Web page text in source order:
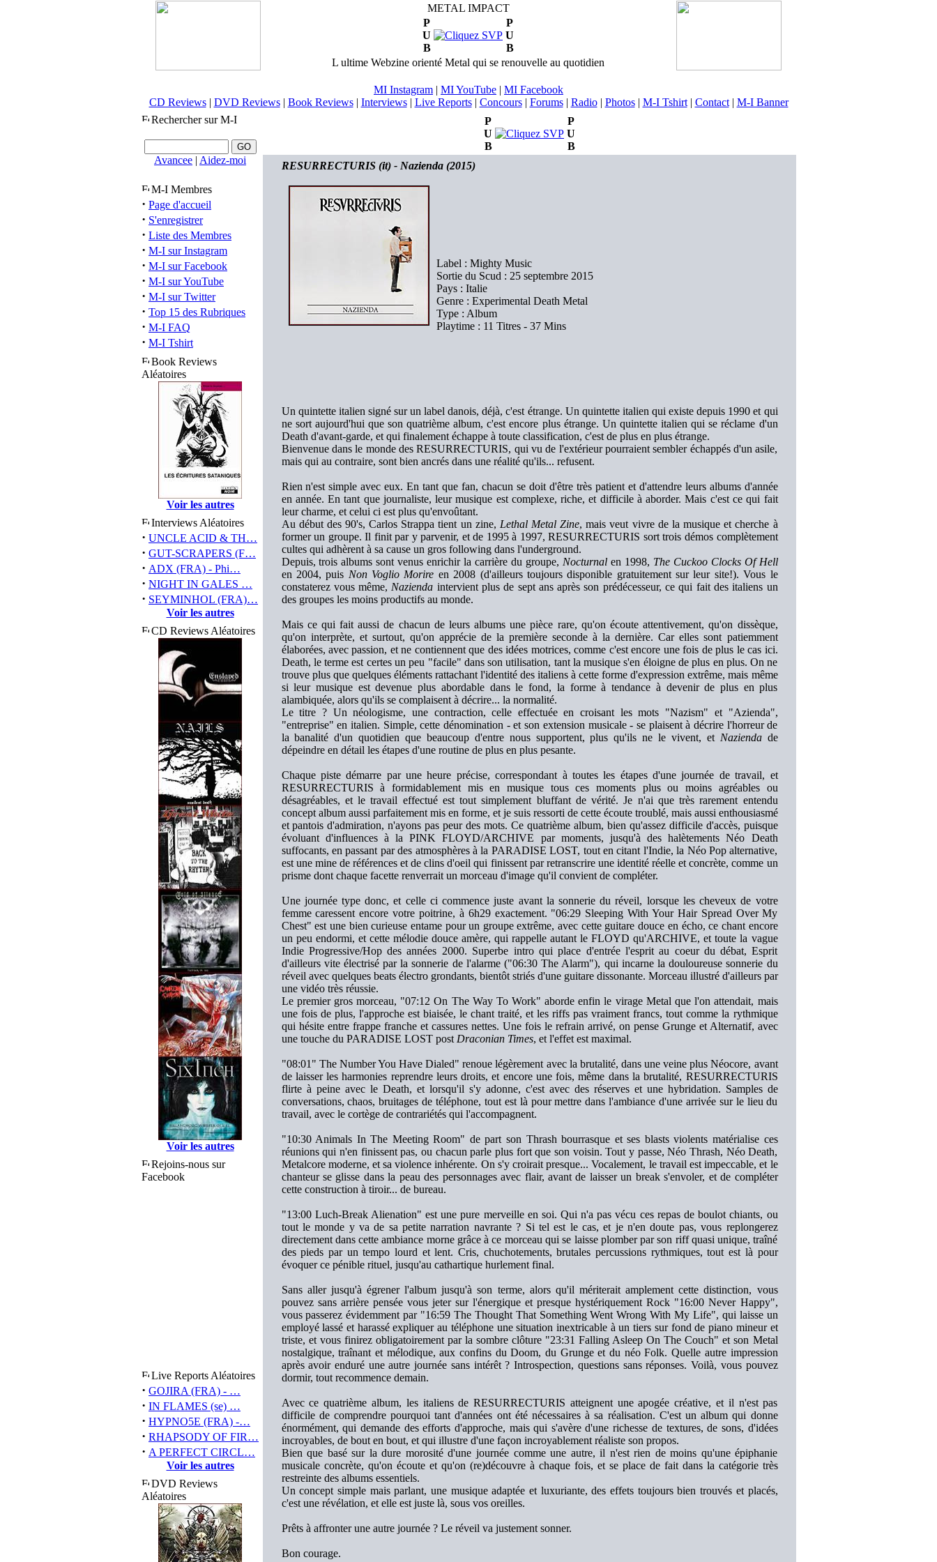
METAL IMPACT
P
U
B
P
U
B
L ultime Webzine orienté Metal qui se renouvelle au quotidien
MI Instagram | MI YouTube | MI Facebook
CD Reviews| DVD Reviews| Book Reviews| Interviews| Live Reports| Concours| Forums| Radio| Photos| M-I Tshirt| Contact| M-I Banner
Rechercher sur M-I
Avancee | Aidez-moi
M-I Membres
· Page d'accueil
· S'enregistrer
· Liste des Membres
· M-I sur Instagram
· M-I sur Facebook
· M-I sur YouTube
· M-I sur Twitter
· Top 15 des Rubriques
· M-I FAQ
· M-I Tshirt
Book Reviews
Aléatoires
Voir les autres
Interviews Aléatoires
· UNCLE ACID & TH…
· GUT-SCRAPERS (F…
· ADX (FRA) - Phi…
· NIGHT IN GALES …
· SEYMINHOL (FRA)…
Voir les autres
CD Reviews Aléatoires
Voir les autres
Rejoins-nous sur
Facebook
Live Reports Aléatoires
· GOJIRA (FRA) - …
· IN FLAMES (se) …
· HYPNO5E (FRA) -…
· RHAPSODY OF FIR…
· A PERFECT CIRCL…
Voir les autres
DVD Reviews
Aléatoires
P
U
B
P
U
B
RESURRECTURIS (it) - Nazienda (2015)
Label : Mighty Music
Sortie du Scud : 25 septembre 2015
Pays : Italie
Genre : Experimental Death Metal
Type : Album
Playtime : 11 Titres - 37 Mins
Un quintette italien signé sur un label danois, déjà, c'est étrange. Un quintette italien qui existe depuis 1990 et qui
ne sort aujourd'hui que son quatrième album, c'est encore plus étrange. Un quintette italien qui se réclame d'un
Death d'avant-garde, et qui finalement échappe à toute classification, c'est de plus en plus étrange.
Bienvenue dans le monde des RESURRECTURIS, qui vu de l'extérieur pourraient sembler échappés d'un asile,
mais qui au contraire, sont bien ancrés dans une réalité qu'ils... refusent.
Rien n'est simple avec eux. En tant que fan, chacun se doit d'être très patient et d'attendre leurs albums d'année
en année. En tant que journaliste, leur musique est complexe, riche, et difficile à aborder. Mais c'est ce qui fait
leur charme, et celui ci est plus qu'envoûtant.
Au début des 90's, Carlos Strappa tient un zine, Lethal Metal Zine, mais veut vivre de la musique et cherche à
former un groupe. Il finit par y parvenir, et de 1995 à 1997, RESURRECTURIS sort trois démos complètement
cultes qui adhèrent à sa cause un gros following dans l'underground.
Depuis, trois albums sont venus enrichir la carrière du groupe, Nocturnalen 1998, The Cuckoo Clocks Of Hell
en 2004, puis Non Voglio Morire en 2008 (d'ailleurs toujours disponible gratuitement sur leur site!). Vous le
constaterez vous même, Nazienda intervient plus de sept ans après son prédécesseur, ce qui fait des italiens un
des groupes les moins productifs au monde.
Mais ce qui fait aussi de chacun de leurs albums une pièce rare, qu'on écoute attentivement, qu'on dissèque,
qu'on interprète, et surtout, qu'on apprécie de la première seconde à la dernière. Car elles sont patiemment
élaborées, avec passion, et ne contiennent que des idées motrices, comme c'est encore une fois de plus le cas ici.
Death, le terme est certes un peu "facile" dans son utilisation, tant la musique s'en éloigne de plus en plus. On ne
trouve plus que quelques éléments rattachant l'identité des italiens à cette forme d'expression extrême, mais même
si leur musique est devenue plus abordable dans le fond, la forme à tendance à devenir de plus en plus
alambiquée, alors qu'ils se complaisent à décrire... la normalité.
Le titre ? Un néologisme, une contraction, celle effectuée en croisant les mots "Nazism" et "Azienda",
"entreprise" en italien. Simple, cette dénomination - et son extension musicale - se plaisent à décrire l'horreur de
la banalité d'un quotidien que beaucoup d'entre nous supportent, plus qu'ils ne le vivent, et Naziendade
dépeindre en détail les étapes d'une routine de plus en plus pesante.
Chaque piste démarre par une heure précise, correspondant à toutes les étapes d'une journée de travail, et
RESURRECTURIS à formidablement mis en musique tous ces moments plus ou moins agréables ou
désagréables, et le travail effectué est tout simplement bluffant de vérité. Je n'ai que très rarement entendu
concept album aussi parfaitement mis en forme, et je suis ressorti de cette écoute troublé, mais aussi enthousiasmé
et pantois d'admiration, n'ayons pas peur des mots. Ce quatrième album, bien qu'assez difficile d'accès, puisque
évoluant d'influences à la PINK FLOYD/ARCHIVE par moments, jusqu'à des halètements Néo Death
suffocants, en passant par des atmosphères à la PARADISE LOST, tout en citant l'Indie, la Néo Pop alternative,
est une mine de références et de clins d'oeil qui finissent par retranscrire une identité réelle et concrète, comme un
prisme dont chaque facette renverrait un morceau d'image qu'il convient de compléter.
Une journée type donc, et celle ci commence juste avant la sonnerie du réveil, lorsque les cheveux de votre
femme caressent encore votre poitrine, à 6h29 exactement. "06:29 Sleeping With Your Hair Spread Over My
Chest" est une bien curieuse entame pour un groupe extrême, avec cette guitare douce en écho, ce chant encore
un peu endormi, et cette mélodie douce amère, qui rappelle autant le FLOYD qu'ARCHIVE, et toute la vague
Indie Progressive/Hop des années 2000. Superbe intro qui place d'entrée l'esprit au coeur du débat, Esprit
d'ailleurs vite électrisé par la sonnerie de l'alarme ("06:30 The Alarm"), qui incarne la douloureuse sonnerie du
réveil avec quelques beats électro grondants, bientôt striés d'une guitare dissonante. Morceau illustré d'ailleurs par
une vidéo très réussie.
Le premier gros morceau, "07:12 On The Way To Work" aborde enfin le virage Metal que l'on attendait, mais
une fois de plus, l'approche est biaisée, le chant traité, et les riffs pas vraiment francs, tout comme la rythmique
qui hésite entre frappe franche et cassures nettes. Une fois le refrain arrivé, on pense Grunge et Alternatif, avec
une touche du PARADISE LOST post Draconian Times, et l'effet est maximal.
"08:01" The Number You Have Dialed" renoue légèrement avec la brutalité, dans une veine plus Néocore, avant
de laisser les harmonies reprendre leurs droits, et encore une fois, même dans la brutalité, RESURRECTURIS
flirte à peine avec le Death, et lorsqu'il s'y adonne, c'est avec des réserves et une hybridation. Samples de
conversations, chaos, bruitages de téléphone, tout est là pour mettre dans l'ambiance d'une arrivée sur le lieu du
travail, avec le cortège de contrariétés qui l'accompagnent.
"10:30 Animals In The Meeting Room" de part son Thrash bourrasque et ses blasts violents matérialise ces
réunions qui n'en finissent pas, ou chacun parle plus fort que son voisin. Tout y passe, Néo Thrash, Néo Death,
Metalcore moderne, et sa violence inhérente. On s'y croirait presque... Vocalement, le travail est impeccable, et le
chanteur se glisse dans la peau des personnages avec flair, avant de laisser un break s'envoler, et de compléter
cette construction à tiroir... de bureau.
"13:00 Luch-Break Alienation" est une pure merveille en soi. Qui n'a pas vécu ces repas de boulot chiants, ou
tout le monde y va de sa petite narration navrante ? Si tel est le cas, et je n'en doute pas, vous replongerez
directement dans cette ambiance morne grâce à ce morceau qui se laisse plomber par son riff quasi unique, traîné
des pieds par un tempo lourd et lent. Cris, chuchotements, brutales percussions rythmiques, tout est là pour
évoquer ce pénible rituel, jusqu'au cathartique hurlement final.
Sans aller jusqu'à égrener l'album jusqu'à son terme, alors qu'il mériterait amplement cette distinction, vous
pouvez sans arrière pensée vous jeter sur l'énergique et presque hystériquement Rock "16:00 Never Happy",
vous passerez évidemment par "16:59 The Thought That Something Went Wrong With My Life", qui laisse un
employé lassé et harassé expliquer au téléphone une situation inextricable à un tiers sur fond de piano mineur et
triste, et vous finirez obligatoirement par la sombre clôture "23:31 Falling Asleep On The Couch" et son Metal
nostalgique, traînant et mélodique, aux confins du Doom, du Grunge et du néo Folk. Quelle autre impression
après avoir enduré une autre journée sans intérêt ? Introspection, questions sans réponses. Voilà, vous pouvez
dormir, tout recommence demain.
Avec ce quatrième album, les italiens de RESURRECTURIS atteignent une apogée créative, et il n'est pas
difficile de comprendre pourquoi tant d'années ont été nécessaires à sa réalisation. C'est un album qui donne
énormément, qui demande des efforts d'approche, mais qui s'avère d'une richesse de textures, de sons, d'idées
incroyables, de bout en bout, et qui illustre d'une façon incroyablement réaliste son propos.
Bien que basé sur la dure morosité d'une journée comme une autre, il n'est rien de moins qu'une épiphanie
musicale concrète, qu'on écoute et qu'on (re)découvre à chaque fois, et se place de fait dans la catégorie très
restreinte des albums essentiels.
Un concept simple mais parlant, une musique adaptée et luxuriante, des effets toujours bien trouvés et placés,
c'est une révélation, et elle est juste là, sous vos oreilles.
Prêts à affronter une autre journée ? Le réveil va justement sonner.
Bon courage.